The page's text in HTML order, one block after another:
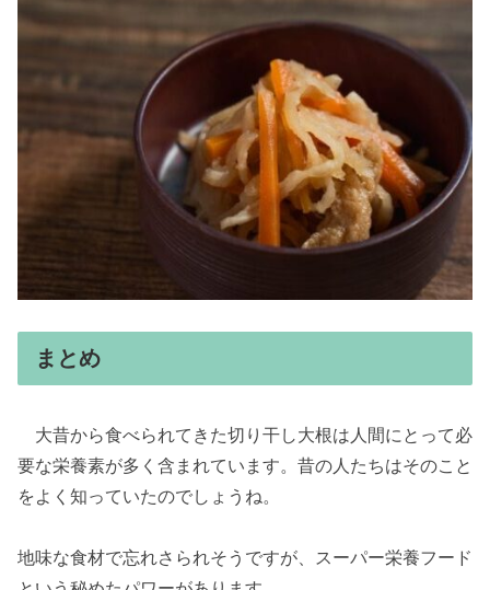
まとめ
大昔から食べられてきた切り干し大根は人間にとって必
要な栄養素が多く含まれています。昔の人たちはそのこと
をよく知っていたのでしょうね。
地味な食材で忘れさられそうですが、スーパー栄養フード